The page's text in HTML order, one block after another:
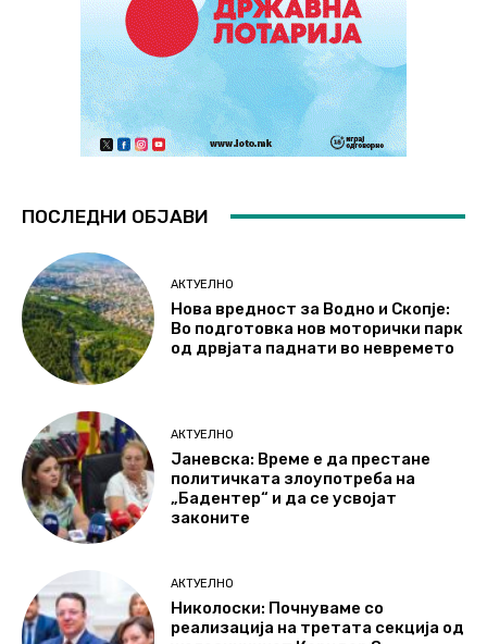
ПОСЛЕДНИ ОБЈАВИ
АКТУЕЛНО
Нова вредност за Водно и Скопје:
Во подготовка нов моторички парк
од дрвјата паднати во невремето
АКТУЕЛНО
Јаневска: Време е да престане
политичката злоупотреба на
„Бадентер“ и да се усвојат
законите
АКТУЕЛНО
Николоски: Почнуваме со
реализација на третата секција од